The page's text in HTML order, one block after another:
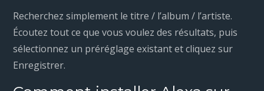
Recherchez simplement le titre / l’album / l’artiste.
Écoutez tout ce que vous voulez des résultats, puis
sélectionnez un préréglage existant et cliquez sur
Enregistrer.